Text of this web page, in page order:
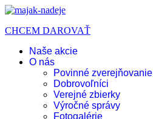
CHCEM DAROVAŤ
Naše akcie
O nás
Povinné zverejňovanie
Dobrovoľníci
Verejné zbierky
Výročné správy
Fotogalérie